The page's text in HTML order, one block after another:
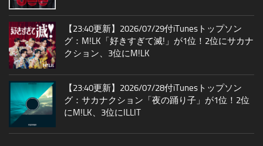
【23:40更新】2026/07/29付iTunesトップソン
グ：M!LK「好きすぎて滅!」が1位！2位にサカナ
クション、3位にM!LK
【23:40更新】2026/07/28付iTunesトップソン
グ：サカナクション「夜の踊り子」が1位！2位
にM!LK、3位にILLIT